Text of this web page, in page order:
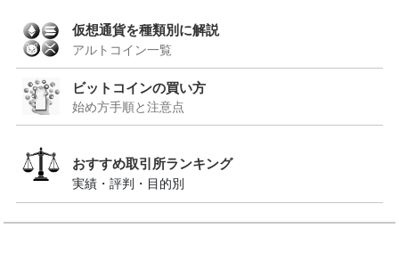
仮想通貨を種類別に解説
アルトコイン一覧
ビットコインの買い方
始め方手順と注意点
おすすめ取引所ランキング
実績・評判・目的別